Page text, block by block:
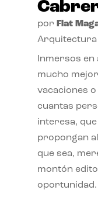
por Flat
Arquitectura
Inmersos
mucho
vacaciones
cuantas
interesa,
propongan
que sea,
montón
oportunidad.